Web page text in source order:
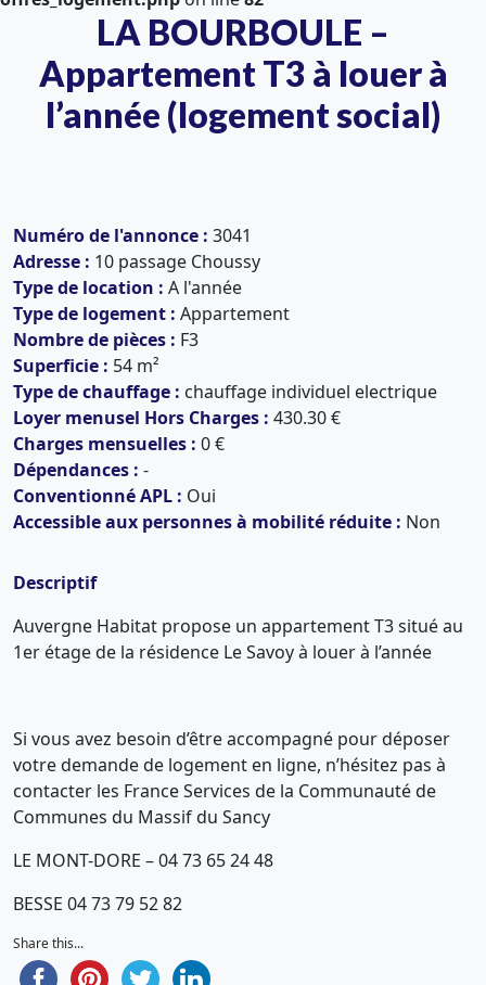
LA BOURBOULE –
Appartement T3 à louer à
l’année (logement social)
Numéro de l'annonce : 3041
Adresse : 10 passage Choussy
Type de location : A l'année
Type de logement : Appartement
Nombre de pièces : F3
Superficie : 54 m²
Type de chauffage : chauffage individuel electrique
Loyer menusel Hors Charges : 430.30 €
Charges mensuelles : 0 €
Dépendances : -
Conventionné APL : Oui
Accessible aux personnes à mobilité réduite : Non
Descriptif
Auvergne Habitat propose un appartement T3 situé au
1er étage de la résidence Le Savoy à louer à l’année
Si vous avez besoin d’être accompagné pour déposer
votre demande de logement en ligne, n’hésitez pas à
contacter les France Services de la Communauté de
Communes du Massif du Sancy
LE MONT-DORE – 04 73 65 24 48
BESSE 04 73 79 52 82
Share this...